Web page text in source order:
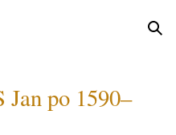
po 1590–